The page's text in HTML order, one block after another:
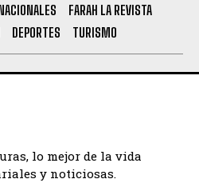
FARAH LA REVISTA
DEPORTES TURISMO
lo mejor de la vida
y noticiosas.